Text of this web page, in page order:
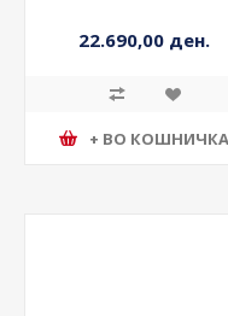
22.690,00 ден.
+ ВО КОШНИЧКА